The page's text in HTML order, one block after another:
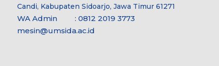
Candi, Kabupaten Sidoarjo, Jawa Timur 61271
WA Admin : 0812 2019 3773
mesin@umsida.ac.id